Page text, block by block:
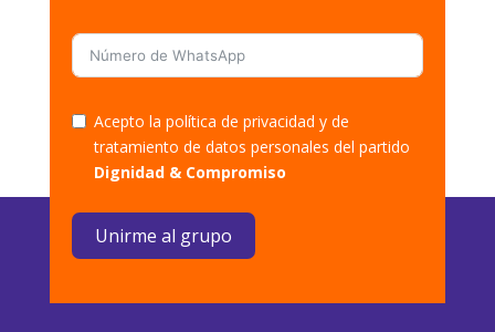
Acepto la política de privacidad y de
tratamiento de datos personales del partido
Dignidad & Compromiso
Unirme al grupo